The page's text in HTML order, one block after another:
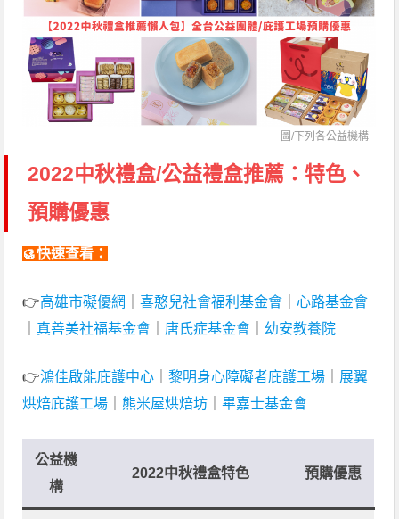
圖/下列各公益機構
2022中秋禮盒/公益禮盒推薦：特色、
預購優惠
🥮快速查看：
👉高雄市礙優網 ｜喜憨兒社會福利基金會 ｜心路基金會
真善美社福基金會 唐氏症基金會 幼安教養院
👉鴻佳啟能庇護中心 ｜黎明身心障礙者庇護工場
展翼
烘焙庇護工場
熊米屋烘焙坊 ｜畢嘉士基金會
公益機
構
2022中秋禮盒特色 預購優惠